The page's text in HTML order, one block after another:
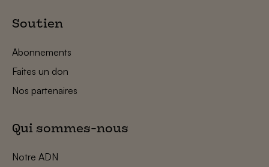
Soutien
Abonnements
Faites un don
Nos partenaires
Qui sommes-nous
Notre ADN